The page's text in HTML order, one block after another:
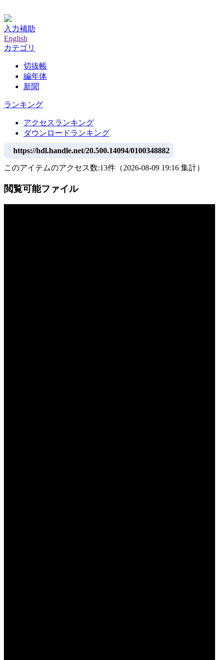
入力補助
English
カテゴリ
切抜帳
編年体
新聞
ランキング
アクセスランキング
ダウンロードランキング
https://hdl.handle.net/20.500.14094/0100348882
このアイテムのアクセス数:13件 （2026-08-09 19:16 集計）
閲覧可能ファイル